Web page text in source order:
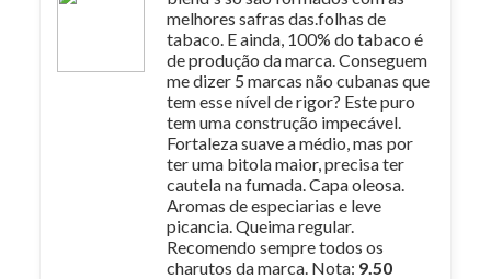
melhores safras das.folhas de
tabaco. E ainda, 100% do tabaco é
de produção da marca. Conseguem
me dizer 5 marcas não cubanas que
tem esse nível de rigor? Este puro
tem uma construção impecável.
Fortaleza suave a médio, mas por
ter uma bitola maior, precisa ter
cautela na fumada. Capa oleosa.
Aromas de especiarias e leve
picancia. Queima regular.
Recomendo sempre todos os
charutos da marca. Nota: 9.50